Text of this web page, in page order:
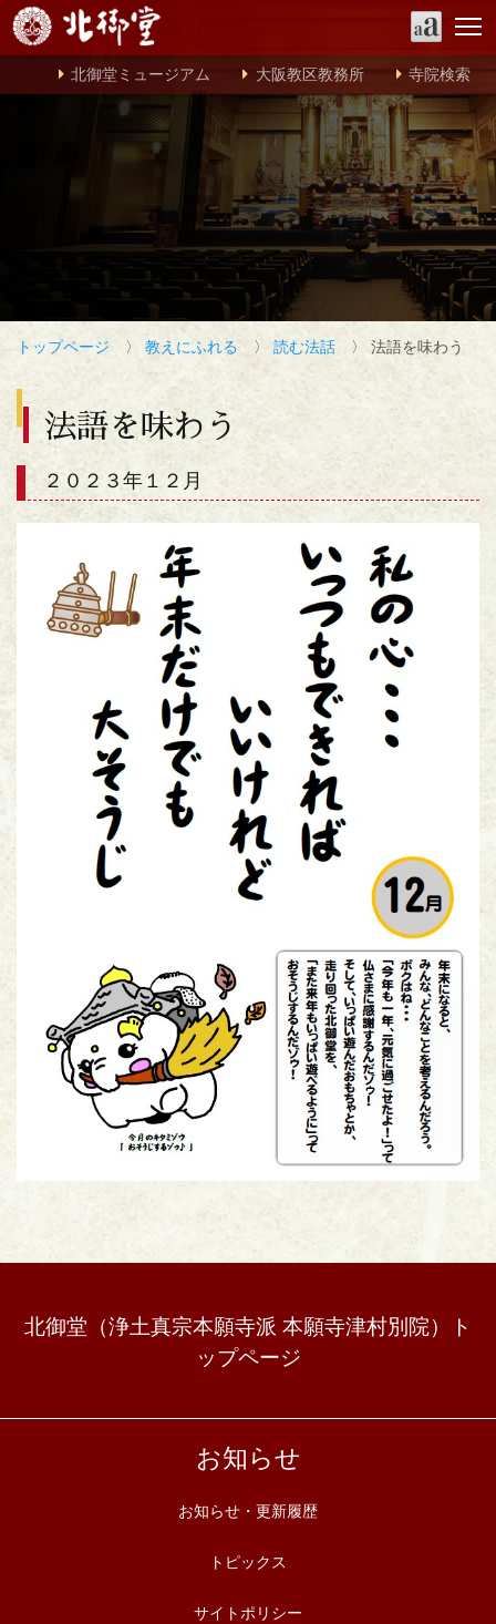
北御堂ミュージアム 大阪教区教務所 寺院検索
トップページ 〉 教えにふれる 〉 読む法話 〉 法語を味わう
法語を味わう
２０２３年１２月
北御堂（浄土真宗本願寺派 本願寺津村別院）ト
ップページ
お知らせ
お知らせ・更新履歴
トピックス
サイトポリシー